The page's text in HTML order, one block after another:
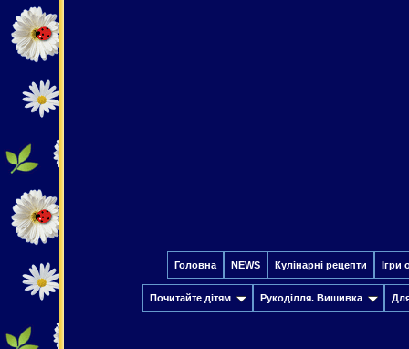
Головна NEWS Кулінарні рецепти Ігри
Почитайте дітям Рукоділля. Вишивка